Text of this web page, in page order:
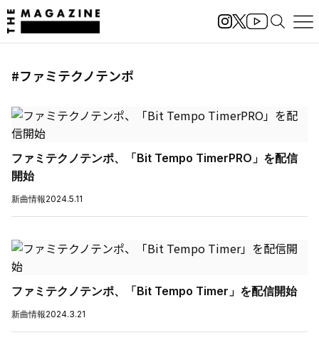
#ファミテクノテンポ
ファミテクノテンポ、「Bit Tempo TimerPRO」を配信
開始
新曲情報2024.5.11
ファミテクノテンポ、「Bit Tempo Timer」を配信開始
新曲情報2024.3.21